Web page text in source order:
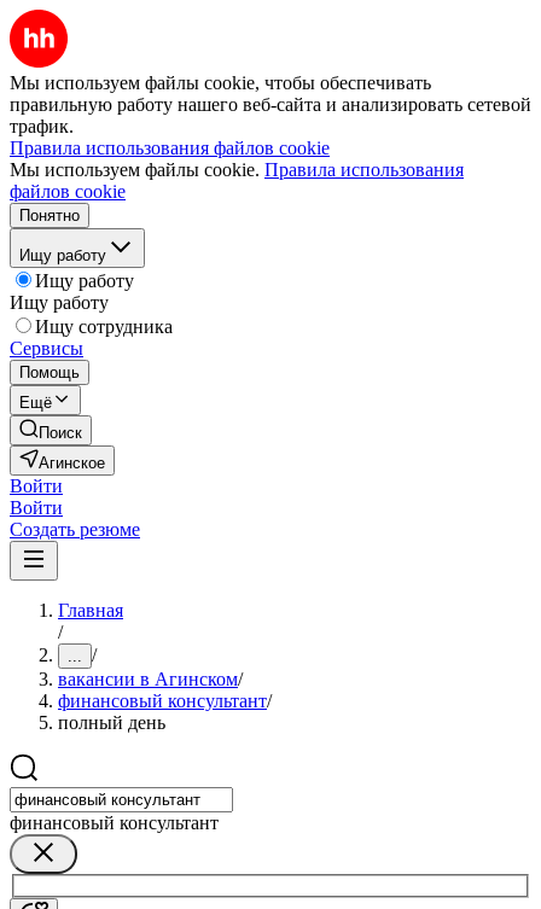
Мы используем файлы cookie, чтобы обеспечивать
правильную работу нашего веб-сайта и анализировать сетевой
трафик.
Правила использования файлов cookie
Мы используем файлы cookie. Правила использования
файлов cookie
Понятно
Ищу работу
Ищу работу
Ищу работу
Ищу сотрудника
Сервисы
Помощь
Ещё
Поиск
Агинское
Войти
Войти
Создать резюме
Главная
/
... /
вакансии в Агинском/
финансовый консультант/
полный день
финансовый консультант